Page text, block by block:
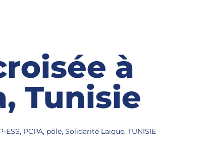
à
Tunisie
ESS, PCPA, pôle,Solidarité Laïque,TUNISIE